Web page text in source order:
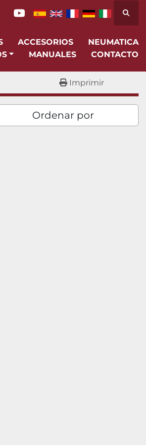
youtube
ACCESORIOS
NEUMATICA
MANUALES CONTACTO
Imprimir
Ordenar por